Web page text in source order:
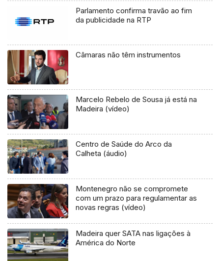
Parlamento confirma travão ao fim
da publicidade na RTP
Câmaras não têm instrumentos
Marcelo Rebelo de Sousa já está na
Madeira (vídeo)
Centro de Saúde do Arco da
Calheta (áudio)
Montenegro não se compromete
com um prazo para regulamentar as
novas regras (vídeo)
Madeira quer SATA nas ligações à
América do Norte